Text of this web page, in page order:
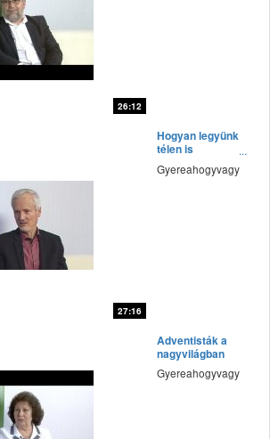
26:12
27:16
Hogyan legyünk
télen is
egészségesek?
Gyereahogyvagy
Adventisták a
nagyvilágban
Gyereahogyvagy